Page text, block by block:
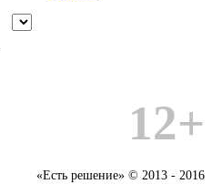
12+
«Есть решение» © 2013 - 2016